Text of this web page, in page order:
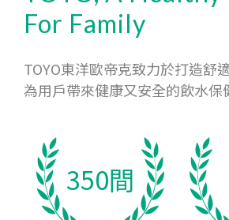
For Family
TOYO東洋歐帝克致力於打造舒
為用戶帶來健康又安全的飲水保
350間